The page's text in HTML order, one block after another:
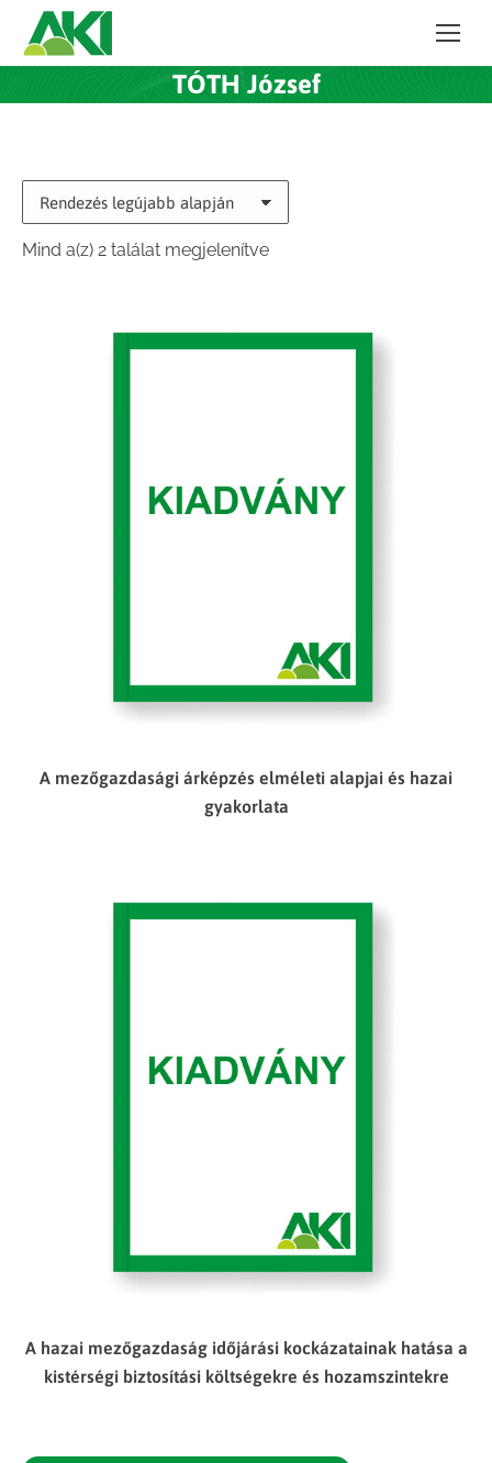
TÓTH József
Mind a(z) 2 találat megjelenítveSorted
A mezőgazdasági árképzés elméleti alapjai és hazai
gyakorlata
A hazai mezőgazdaság időjárási kockázatainak hatása a
kistérségi biztosítási költségekre és hozamszintekre